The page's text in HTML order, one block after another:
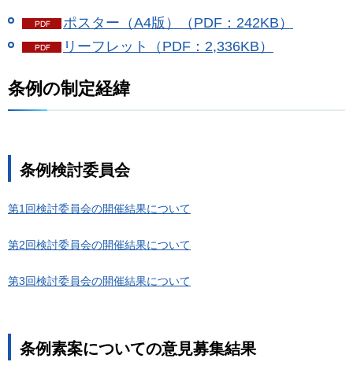
ポスター（A4版）（PDF：242KB）
リーフレット（PDF：2,336KB）
条例の制定経緯
条例検討委員会
第1回検討委員会の開催結果について
第2回検討委員会の開催結果について
第3回検討委員会の開催結果について
条例素案についての意見募集結果